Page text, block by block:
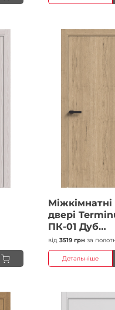
Міжкімнатні
двері
ПК-01 Дуб
класичний
Плівка
від 3519 грн за
Детальніше